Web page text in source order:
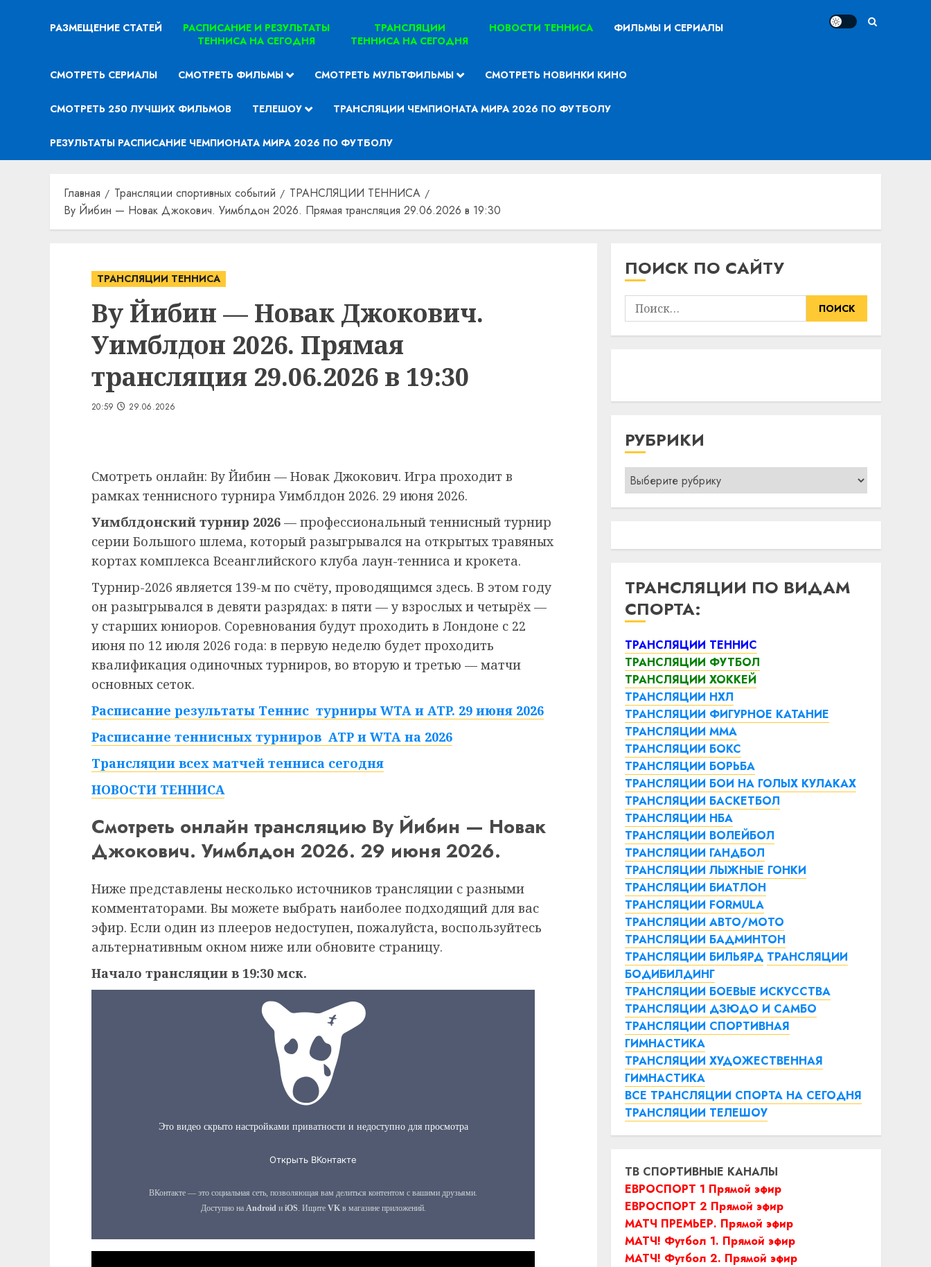
РАЗМЕЩЕНИЕ СТАТЕЙ
РАСПИСАНИЕ И РЕЗУЛЬТАТЫ
ТЕННИСА НА СЕГОДНЯ
ТРАНСЛЯЦИИ
ТЕННИСА НА СЕГОДНЯ
НОВОСТИ ТЕННИСА ФИЛЬМЫ И СЕРИАЛЫ
СМОТРЕТЬ СЕРИАЛЫ СМОТРЕТЬ ФИЛЬМЫ СМОТРЕТЬ МУЛЬТФИЛЬМЫ СМОТРЕТЬ НОВИНКИ КИНО
СМОТРЕТЬ 250 ЛУЧШИХ ФИЛЬМОВ ТЕЛЕШОУ ТРАНСЛЯЦИИ ЧЕМПИОНАТА МИРА 2026 ПО ФУТБОЛУ
РЕЗУЛЬТАТЫ РАСПИСАНИЕ ЧЕМПИОНАТА МИРА 2026 ПО ФУТБОЛУ
Главная Трансляции спортивных событий
ТРАНСЛЯЦИИ ТЕННИСА
Ву Йибин — Новак Джокович. Уимблдон 2026. Прямая трансляция 29.06.2026 в 19:30
ТРАНСЛЯЦИИ ТЕННИСА
Ву Йибин — Новак Джокович.
Уимблдон 2026. Прямая
трансляция 29.06.2026 в 19:30
20:59 29.06.2026
Смотреть онлайн: Ву Йибин — Новак Джокович. Игра проходит в
рамках теннисного турнира Уимблдон 2026. 29 июня 2026.
Уимблдонский турнир 2026 — профессиональный теннисный турнир
серии Большого шлема, который разыгрывался на открытых травяных
кортах комплекса Всеанглийского клуба лаун-тенниса и крокета.
Турнир-2026 является 139-м по счёту, проводящимся здесь. В этом году
он разыгрывался в девяти разрядах: в пяти — у взрослых и четырёх —
у старших юниоров. Соревнования будут проходить в Лондоне с 22
июня по 12 июля 2026 года: в первую неделю будет проходить
квалификация одиночных турниров, во вторую и третью — матчи
основных сеток.
Расписание результаты Теннис турниры WTA и ATP. 29 июня 2026
Расписание теннисных турниров ATP и WTA на 2026
Трансляции всех матчей тенниса сегодня
НОВОСТИ ТЕННИСА
Смотреть онлайн трансляцию Ву Йибин — Новак
Джокович. Уимблдон 2026. 29 июня 2026.
Ниже представлены несколько источников трансляции с разными
комментаторами. Вы можете выбрать наиболее подходящий для вас
эфир. Если один из плееров недоступен, пожалуйста, воспользуйтесь
альтернативным окном ниже или обновите страницу.
Начало трансляции в 19:30 мск.
ПОИСК ПО САЙТУ
Найти:
РУБРИКИ
Рубрики
ТРАНСЛЯЦИИ ПО ВИДАМ
СПОРТА:
ТРАНСЛЯЦИИ ТЕННИС
ТРАНСЛЯЦИИ ФУТБОЛ
ТРАНСЛЯЦИИ ХОККЕЙ
ТРАНСЛЯЦИИ НХЛ
ТРАНСЛЯЦИИ ФИГУРНОЕ КАТАНИЕ
ТРАНСЛЯЦИИ ММА
ТРАНСЛЯЦИИ БОКС
ТРАНСЛЯЦИИ БОРЬБА
ТРАНСЛЯЦИИ БОИ НА ГОЛЫХ КУЛАКАХ
ТРАНСЛЯЦИИ БАСКЕТБОЛ
ТРАНСЛЯЦИИ НБА
ТРАНСЛЯЦИИ ВОЛЕЙБОЛ
ТРАНСЛЯЦИИ ГАНДБОЛ
ТРАНСЛЯЦИИ ЛЫЖНЫЕ ГОНКИ
ТРАНСЛЯЦИИ БИАТЛОН
ТРАНСЛЯЦИИ FORMULA
ТРАНСЛЯЦИИ АВТО/МОТО
ТРАНСЛЯЦИИ БАДМИНТОН
ТРАНСЛЯЦИИ БИЛЬЯРД ТРАНСЛЯЦИИ
БОДИБИЛДИНГ
ТРАНСЛЯЦИИ БОЕВЫЕ ИСКУССТВА
ТРАНСЛЯЦИИ ДЗЮДО И САМБО
ТРАНСЛЯЦИИ СПОРТИВНАЯ
ГИМНАСТИКА
ТРАНСЛЯЦИИ ХУДОЖЕСТВЕННАЯ
ГИМНАСТИКА
ВСЕ ТРАНСЛЯЦИИ СПОРТА НА СЕГОДНЯ
ТРАНСЛЯЦИИ ТЕЛЕШОУ
ТВ СПОРТИВНЫЕ КАНАЛЫ
ЕВРОСПОРТ 1 Прямой эфир
ЕВРОСПОРТ 2 Прямой эфир
МАТЧ ПРЕМЬЕР. Прямой эфир
МАТЧ! Футбол 1. Прямой эфир
МАТЧ! Футбол 2. Прямой эфир